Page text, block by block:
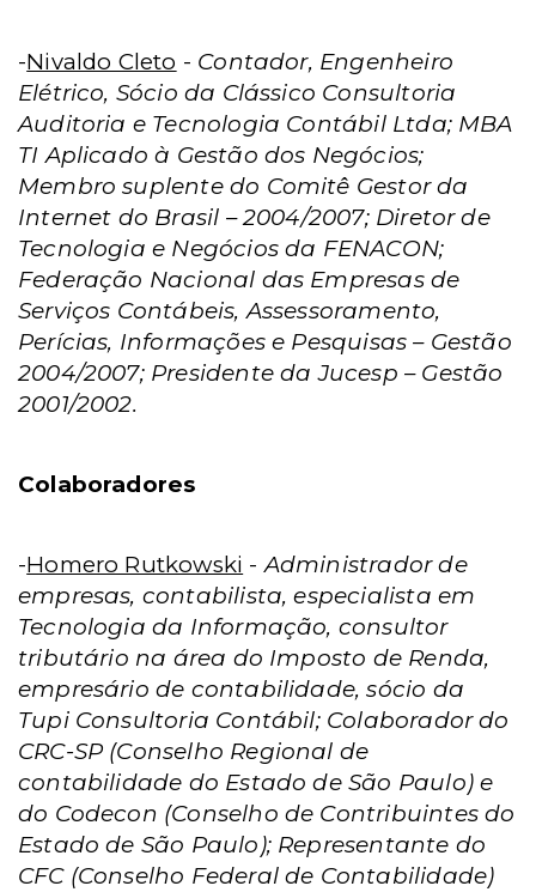
-Nivaldo Cleto - Contador, Engenheiro
Elétrico, Sócio da Clássico Consultoria
Auditoria e Tecnologia Contábil Ltda; MBA
TI Aplicado à Gestão dos Negócios;
Membro suplente do Comitê Gestor da
Internet do Brasil – 2004/2007; Diretor de
Tecnologia e Negócios da FENACON;
Federação Nacional das Empresas de
Serviços Contábeis, Assessoramento,
Perícias, Informações e Pesquisas – Gestão
2004/2007; Presidente da Jucesp – Gestão
2001/2002.
Colaboradores
-Homero Rutkowski -Administrador de
empresas, contabilista, especialista em
Tecnologia da Informação, consultor
tributário na área do Imposto de Renda,
empresário de contabilidade, sócio da
Tupi Consultoria Contábil; Colaborador do
CRC-SP (Conselho Regional de
contabilidade do Estado de São Paulo) e
do Codecon (Conselho de Contribuintes do
Estado de São Paulo); Representante do
CFC (Conselho Federal de Contabilidade)